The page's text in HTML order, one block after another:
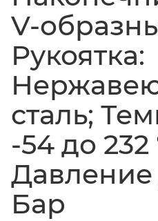
V-
Рукоятка:
сталь;
-54 до 232
Давление
Бар